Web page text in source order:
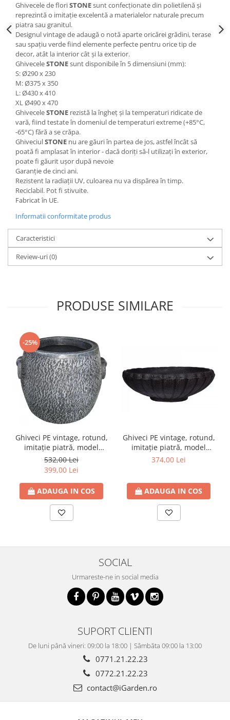
Ghivecele de floriSTONEsunt confecționate din polietilenă și
reprezintă o imitație excelentă a materialelor naturale precum
piatra sau granitul.
Designul vintage de adaugă o notă aparte oricărei grădini, terase
sau spațiu verde fiind elemente perfecte pentru orice tip de
decor, atât la interior cât și la exterior.
GhiveceleSTONEsunt disponibile în 5 dimensiuni (mm):
S: Ø290 x 230
M: Ø375 x 350
L: Ø430 x 410
XL Ø490 x 470
GhiveceleSTONE rezistă la îngheț și la temperaturi ridicate de
vară, fiind testate în domeniul de temperaturi extreme (+85°C,
-65°C) fără a se crăpa.
GhiveciulSTONE nu are găuri în partea de jos, astfel încât să
poată fi amplasat în interior - dacă doriți să-l utilizați în exterior,
poate fi găurit ușor după nevoie
Garanție de cinci ani.
Rezistent la radiații UV, culoarea nu va dispărea în timp.
Reciclabil. Pot fi stivuite.
Fabricat în UE.
Informatii conformitate produs
Caracteristici
Review-uri(0)
PRODUSE SIMILARE
-25%
Ghiveci PE vintage, rotund,
imitație piatră, model
STONE XL
532,00 Lei
399,00 Lei
ADAUGA IN COS
Ghiveci PE vintage, rotund,
imitație piatră, model
MARGARITE L
374,00 Lei
ADAUGA IN COS
SOCIAL
Urmareste-ne in social media
SUPORT CLIENTI
De luni până vineri: 09:00 la 18:00 | Sâmbăta 09:00 la 13:00
0771.21.22.23
0772.21.22.23
contact@iGarden.ro